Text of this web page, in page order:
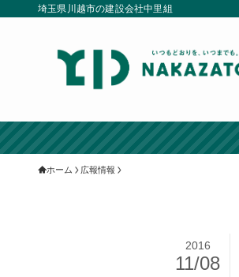
埼玉県川越市の建設会社中里組
ホーム 広報情報
2016
11/08